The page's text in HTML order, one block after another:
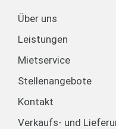
Über uns
Leistungen
Mietservice
Stellenangebote
Kontakt
Verkaufs- und